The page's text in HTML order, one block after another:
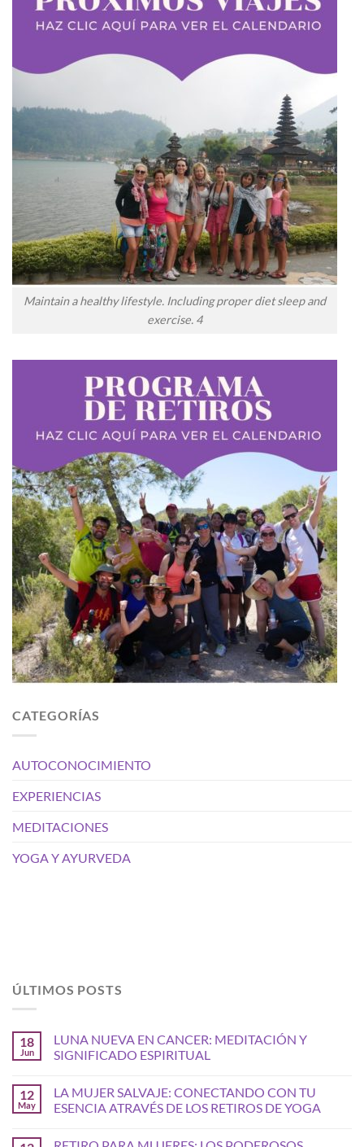
Maintain a healthy lifestyle. Including proper diet sleep and
exercise. 4
CATEGORÍAS
AUTOCONOCIMIENTO
EXPERIENCIAS
MEDITACIONES
YOGA Y AYURVEDA
ÚLTIMOS POSTS
18
Jun
LUNA NUEVA EN CANCER: MEDITACIÓN Y
SIGNIFICADO ESPIRITUAL
12
May
LA MUJER SALVAJE: CONECTANDO CON TU
ESENCIA ATRAVÉS DE LOS RETIROS DE YOGA